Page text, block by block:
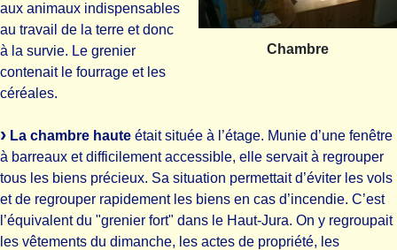
Chambre
aux animaux indispensables
au travail de la terre et donc
à la survie. Le grenier
contenait le fourrage et les
céréales.
La chambre haute était située à l’étage. Munie d’une fenêtre
à barreaux et difficilement accessible, elle servait à regrouper
tous les biens précieux. Sa situation permettait d’éviter les vols
et de regrouper rapidement les biens en cas d’incendie. C’est
l’équivalent du "grenier fort" dans le Haut-Jura. On y regroupait
les vêtements du dimanche, les actes de propriété, les